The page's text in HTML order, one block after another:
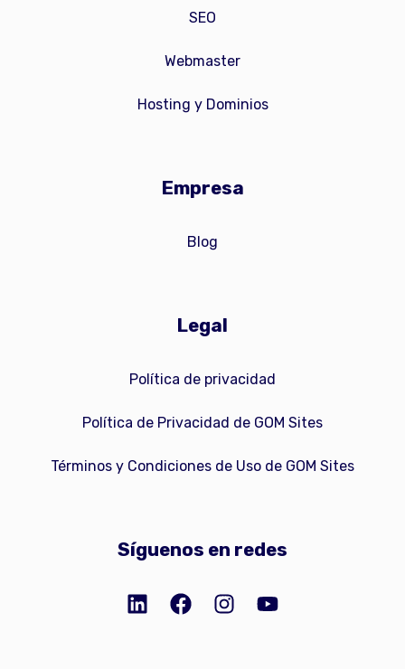
SEO
Webmaster
Hosting y Dominios
Empresa
Blog
Legal
Política de privacidad
Política de Privacidad de GOM Sites
Términos y Condiciones de Uso de GOM Sites
Síguenos en redes